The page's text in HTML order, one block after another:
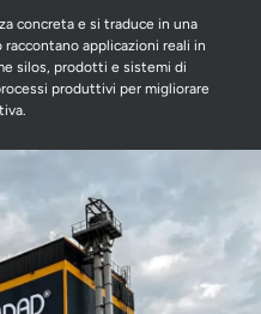
concreta e si traduce in una
applicazioni reali in
silos, prodotti e sistemi di
produttivi per migliorare